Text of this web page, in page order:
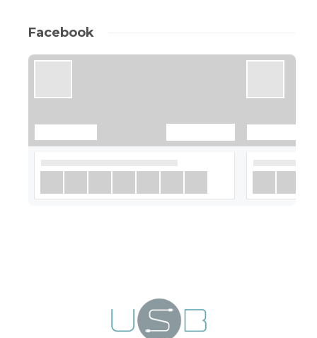
Facebook